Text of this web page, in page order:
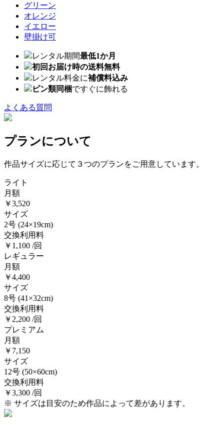
グリーン
オレンジ
イエロー
壁掛け可
レンタル期間最低1か月
初回お届け時の送料無料
レンタル料金に補償料込み
ピン類同梱ですぐに飾れる
よくある質問
プランについて
作品サイズに応じて３つのプランをご用意しています。
ライト
月額
￥3,520
サイズ
2号 (24×19cm)
交換利用料
￥1,100 /回
レギュラー
月額
￥4,400
サイズ
8号 (41×32cm)
交換利用料
￥2,200 /回
プレミアム
月額
￥7,150
サイズ
12号 (50×60cm)
交換利用料
￥3,300 /回
※ サイズは目安のため作品によって差があります。